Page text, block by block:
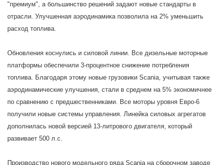
"премиум", а большинство решений задают новые стандарты в
отрасли. Улучшенная аэродинамика позволила на 2% уменьшить
расход топлива.
Обновления коснулись и силовой линии. Все дизельные моторные
платформы обеспечили 3-процентное снижение потребления
топлива. Благодаря этому новые грузовики Scania, учитывая также
аэродинамические улучшения, стали в среднем на 5% экономичнее
по сравнению с предшественниками. Все моторы уровня Евро-6
получили новые системы управления. Линейка силовых агрегатов
дополнилась новой версией 13-литрового двигателя, который
развивает 500 л.с.
Производство нового модельного ряда Scania на сборочном заводе